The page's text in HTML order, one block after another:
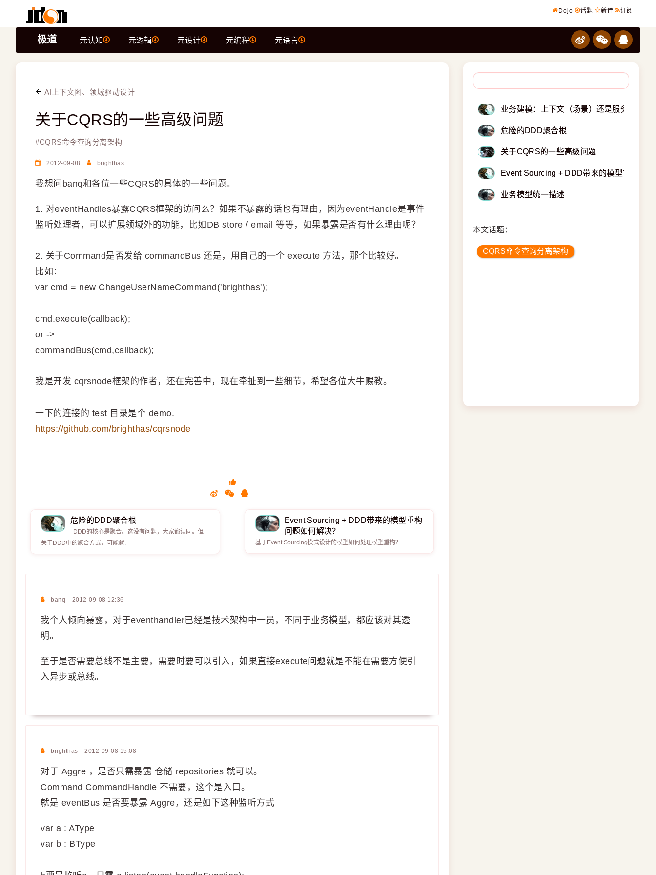
Dojo 话题 新佳 订阅
极道 元认知 元逻辑 元设计 元编程 元语言
AI上下文图、领域驱动设计
关于CQRS的一些高级问题
#CQRS命令查询分离架构
2012-09-08 brighthas
我想问banq和各位一些CQRS的具体的一些问题。
1. 对eventHandles暴露CQRS框架的访问么？如果不暴露的话也有理由，因为eventHandle是事件
监听处理者，可以扩展领域外的功能，比如DB store / email 等等，如果暴露是否有什么理由呢？
2. 关于Command是否发给 commandBus 还是，用自己的一个 execute 方法，那个比较好。
比如：
var cmd = new ChangeUserNameCommand('brighthas');
cmd.execute(callback);
or ->
commandBus(cmd,callback);
我是开发 cqrsnode框架的作者，还在完善中，现在牵扯到一些细节，希望各位大牛赐教。
一下的连接的 test 目录是个 demo.
https://github.com/brighthas/cqrsnode
危险的DDD聚合根
DDD的核心是聚合。这没有问题，大家都认同。但
关于DDD中的聚合方式，可能就.
Event Sourcing + DDD带来的模型重构
问题如何解决？
基于Event Sourcing模式设计的模型如何处理模型重构？ .
banq 2012-09-08 12:36
我个人倾向暴露，对于eventhandler已经是技术架构中一员，不同于业务模型，都应该对其透
明。
至于是否需要总线不是主要，需要时要可以引入，如果直接execute问题就是不能在需要方便引
入异步或总线。
brighthas 2012-09-08 15:08
对于 Aggre ，是否只需暴露 仓储 repositories 就可以。
Command CommandHandle 不需要，这个是入口。
就是 eventBus 是否要暴露 Aggre，还是如下这种监听方式
var a : AType
var b : BType
业务建模：上下文（场景）还是服务？
危险的DDD聚合根
关于CQRS的一些高级问题
Event Sourcing + DDD带来的模型重构问
业务模型统一描述
本文话题：
CQRS命令查询分离架构